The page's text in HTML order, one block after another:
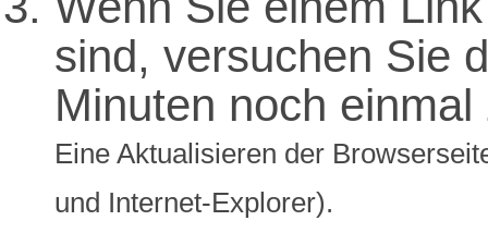
sind, versuchen Sie
Minuten noch
Eine Aktualisieren der
und Internet-Explorer).